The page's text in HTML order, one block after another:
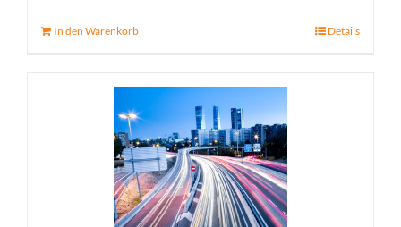
In den Warenkorb Details